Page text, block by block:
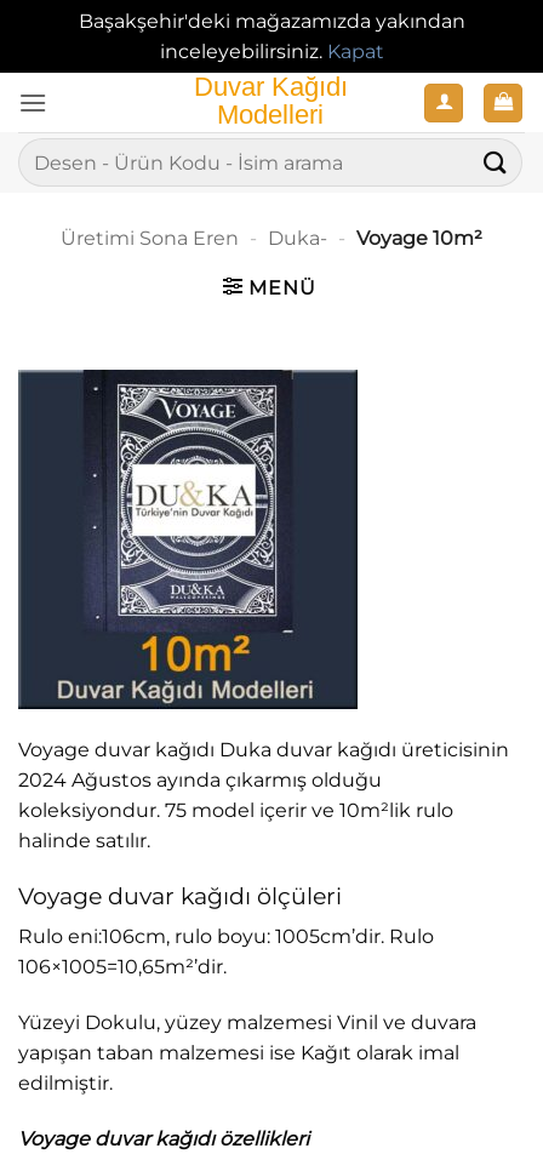
Başakşehir'deki mağazamızda yakından
inceleyebilirsiniz. Kapat
atla
Ara:
Üretimi Sona Eren - Duka- - Voyage 10m²
MENÜ
Voyage duvar kağıdı Duka duvar kağıdı üreticisinin
2024 Ağustos ayında çıkarmış olduğu
koleksiyondur. 75 model içerir ve 10m²lik rulo
halinde satılır.
Voyage duvar kağıdı ölçüleri
Rulo eni:106cm, rulo boyu: 1005cm’dir. Rulo
106×1005=10,65m²’dir.
Yüzeyi Dokulu, yüzey malzemesi Vinil ve duvara
yapışan taban malzemesi ise Kağıt olarak imal
edilmiştir.
Voyage duvar kağıdı özellikleri